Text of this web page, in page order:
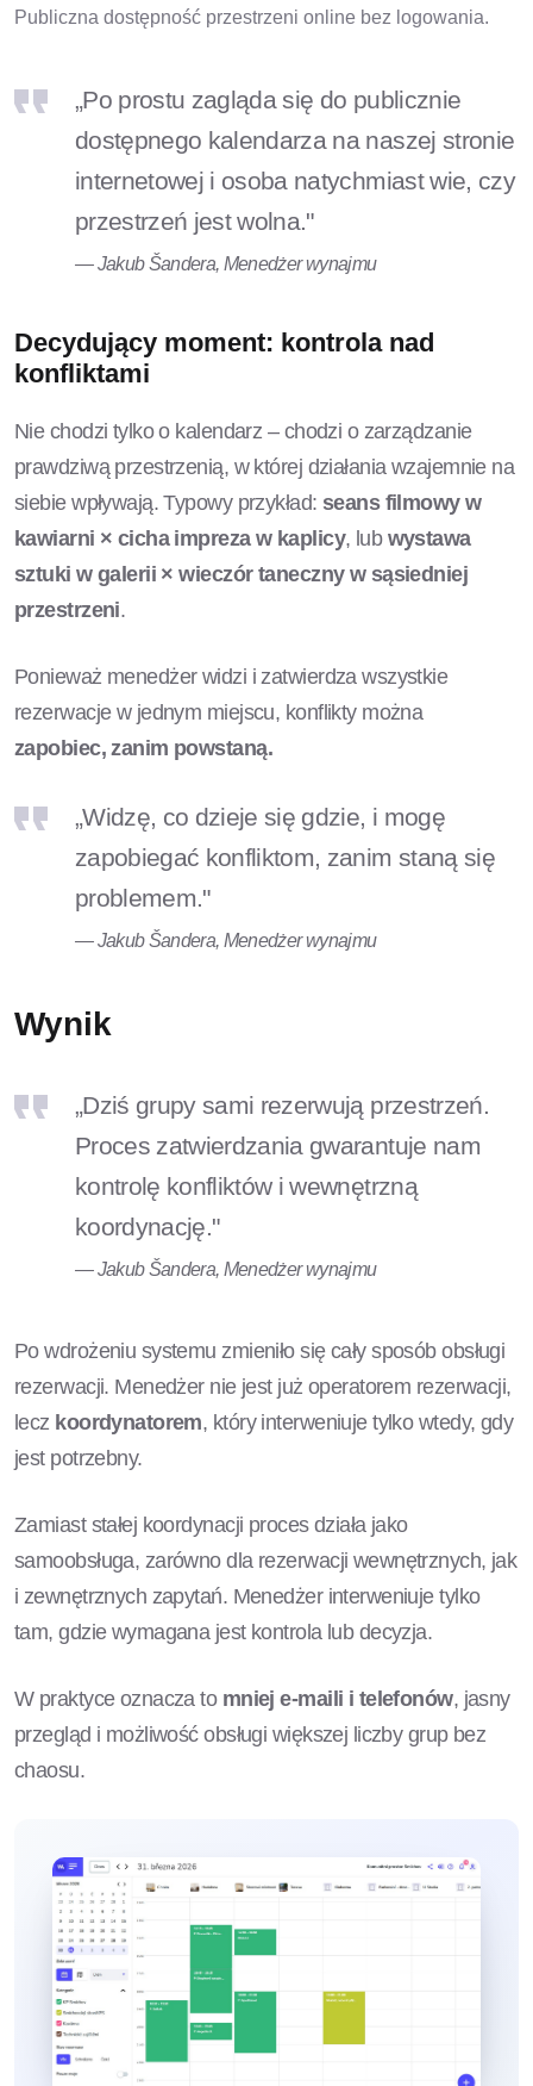
Publiczna dostępność przestrzeni online bez logowania.
„Po prostu zagląda się do publicznie
dostępnego kalendarza na naszej stronie
internetowej i osoba natychmiast wie, czy
przestrzeń jest wolna."
— Jakub Šandera, Menedżer wynajmu
Decydujący moment: kontrola nad
konfliktami
Nie chodzi tylko o kalendarz – chodzi o zarządzanie
prawdziwą przestrzenią, w której działania wzajemnie na
siebie wpływają. Typowy przykład: seans filmowy w
kawiarni × cicha impreza w kaplicy, lub wystawa
sztuki w galerii × wieczór taneczny w sąsiedniej
przestrzeni.
Ponieważ menedżer widzi i zatwierdza wszystkie
rezerwacje w jednym miejscu, konflikty można
zapobiec, zanim powstaną.
„Widzę, co dzieje się gdzie, i mogę
zapobiegać konfliktom, zanim staną się
problemem."
— Jakub Šandera, Menedżer wynajmu
Wynik
„Dziś grupy sami rezerwują przestrzeń.
Proces zatwierdzania gwarantuje nam
kontrolę konfliktów i wewnętrzną
koordynację."
— Jakub Šandera, Menedżer wynajmu
Po wdrożeniu systemu zmieniło się cały sposób obsługi
rezerwacji. Menedżer nie jest już operatorem rezerwacji,
lecz koordynatorem, który interweniuje tylko wtedy, gdy
jest potrzebny.
Zamiast stałej koordynacji proces działa jako
samoobsługa, zarówno dla rezerwacji wewnętrznych, jak
i zewnętrznych zapytań. Menedżer interweniuje tylko
tam, gdzie wymagana jest kontrola lub decyzja.
W praktyce oznacza to mniej e-maili i telefonów, jasny
przegląd i możliwość obsługi większej liczby grup bez
chaosu.